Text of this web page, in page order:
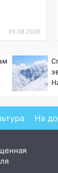
05.08.2026
На